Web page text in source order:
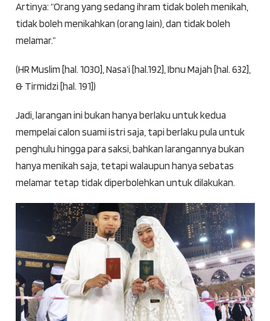
Artinya: “Orang yang sedang ihram tidak boleh menikah,
tidak boleh menikahkan (orang lain), dan tidak boleh
melamar.”
(HR Muslim [hal. 1030], Nasa’i [hal.192], Ibnu Majah [hal. 632],
& Tirmidzi [hal. 191])
Jadi, larangan ini bukan hanya berlaku untuk kedua
mempelai calon suami istri saja, tapi berlaku pula untuk
penghulu hingga para saksi, bahkan larangannya bukan
hanya menikah saja, tetapi walaupun hanya sebatas
melamar tetap tidak diperbolehkan untuk dilakukan.